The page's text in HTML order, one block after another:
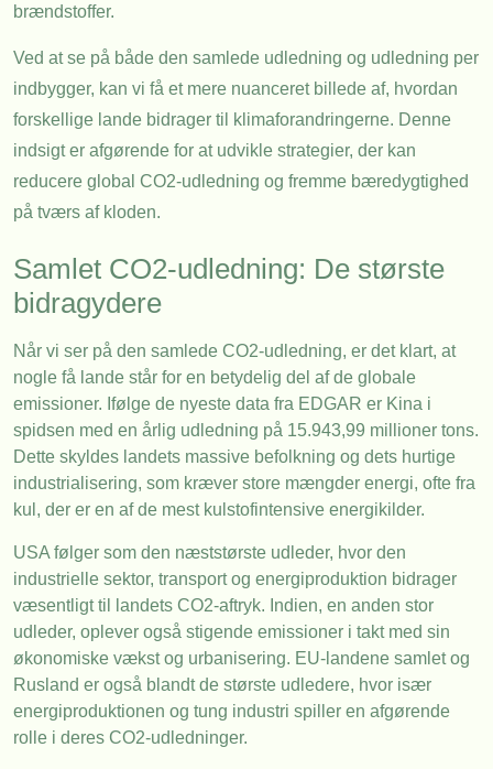
brændstoffer.
Ved at se på både den samlede udledning og udledning per
indbygger, kan vi få et mere nuanceret billede af, hvordan
forskellige lande bidrager til klimaforandringerne. Denne
indsigt er afgørende for at udvikle strategier, der kan
reducere global CO2-udledning og fremme bæredygtighed
på tværs af kloden.
Samlet CO2-udledning: De største
bidragydere
Når vi ser på den samlede CO2-udledning, er det klart, at
nogle få lande står for en betydelig del af de globale
emissioner. Ifølge de nyeste data fra EDGAR er Kina i
spidsen med en årlig udledning på 15.943,99 millioner tons.
Dette skyldes landets massive befolkning og dets hurtige
industrialisering, som kræver store mængder energi, ofte fra
kul, der er en af de mest kulstofintensive energikilder.
USA følger som den næststørste udleder, hvor den
industrielle sektor, transport og energiproduktion bidrager
væsentligt til landets CO2-aftryk. Indien, en anden stor
udleder, oplever også stigende emissioner i takt med sin
økonomiske vækst og urbanisering. EU-landene samlet og
Rusland er også blandt de største udledere, hvor især
energiproduktionen og tung industri spiller en afgørende
rolle i deres CO2-udledninger.